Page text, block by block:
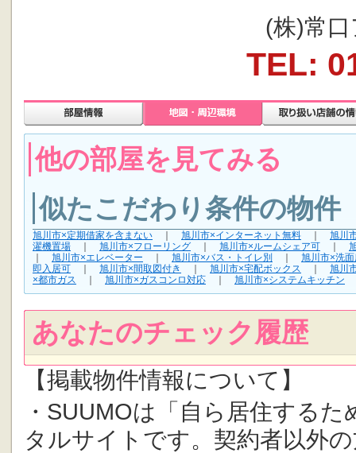
(株)常
TEL:
他の部屋を見てみる
似たこだわり条件の物件
旭川市×定期借家を含まない 旭川市×インターネット無料
旭川
濯機置場
旭川市×フローリング 旭川市×ルームシェア可
旭川市×エレベーター 旭川市×バス・トイレ別
旭川市×洗
即入居可
旭川市×間取図付き 旭川市×宅配ボックス
旭川
×都市ガス
旭川市×ガスコンロ対応 旭川市×システムキッチン
あなたのチェック履歴
【掲載物件情報について】
・SUUMOは「自ら居住する
タルサイトです。契約者以外